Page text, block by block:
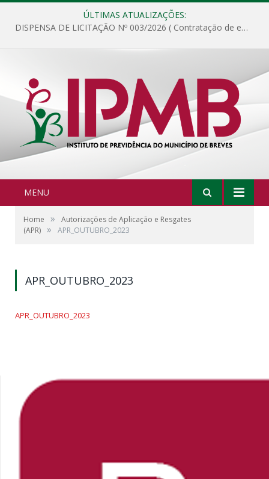
ÚLTIMAS ATUALIZAÇÕES:
DISPENSA DE LICITAÇÃO Nº 003/2026 ( Contratação de empresa para fornecimento de gêneros alimentícios não perecíveis, materiais de expediente, descartáveis, copa e cozinha, para análise e posterior publicação.)
MENU
Home »
Autorizações de Aplicação e Resgates
(APR) » APR_OUTUBRO_2023
APR_OUTUBRO_2023
APR_OUTUBRO_2023